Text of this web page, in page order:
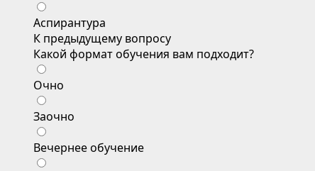
Аспирантура
К предыдущему вопросу
Какой формат обучения вам подходит?
Очно
Заочно
Вечернее обучение